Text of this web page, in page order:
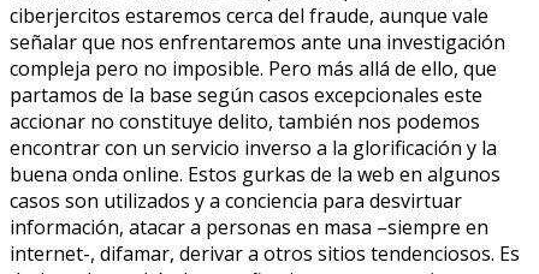
ciberjercitos estaremos cerca del fraude, aunque vale
señalar que nos enfrentaremos ante una investigación
compleja pero no imposible. Pero más allá de ello, que
partamos de la base según casos excepcionales este
accionar no constituye delito, también nos podemos
encontrar con un servicio inverso a la glorificación y la
buena onda online. Estos gurkas de la web en algunos
casos son utilizados y a conciencia para desvirtuar
información, atacar a personas en masa –siempre en
internet-, difamar, derivar a otros sitios tendenciosos. Es